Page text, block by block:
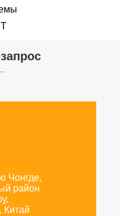
Чонгде,
район
Китай